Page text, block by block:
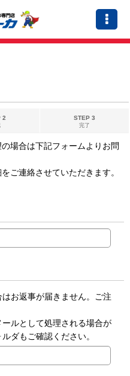
2
STEP 3
完了
場合は下記フォームよりお問
ご連絡させていただきます。
お返事が届きません。ご注
ルとして処理される場合が
ダもご確認ください。